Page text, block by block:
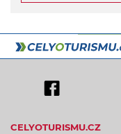
CELYOTURISMU.CZ